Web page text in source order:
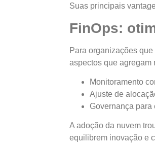
Suas principais
FinOps:
Para organizações
aspectos que agregam
Monitoramento
Ajuste de
Governança para
A adoção da nuvem
equilibrem inovação e